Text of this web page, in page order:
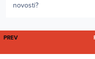
novosti?
FIRST PAGE
PREV